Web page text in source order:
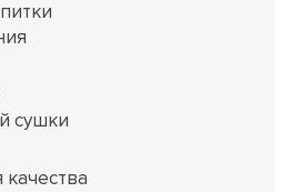
сушки
качества